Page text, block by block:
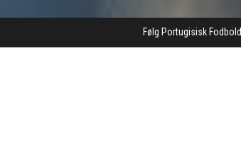
Følg Portugisisk Fodbold